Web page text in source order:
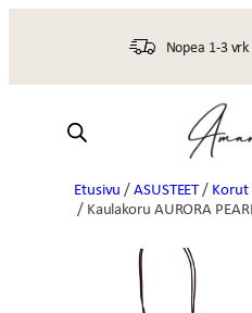
Nopea 1-3
Etusivu /ASUSTEET/ Korut
/ Kaulakoru AURORA